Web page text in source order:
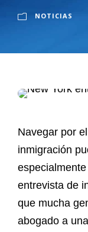
NOTICIAS
Navegar por
inmigración
entrevista de
que mucha
abogado a